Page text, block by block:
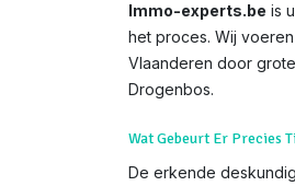
Immo-experts.be is
het proces. Wij
Vlaanderen door
Drogenbos.
Wat Gebeurt Er Precies
De erkende